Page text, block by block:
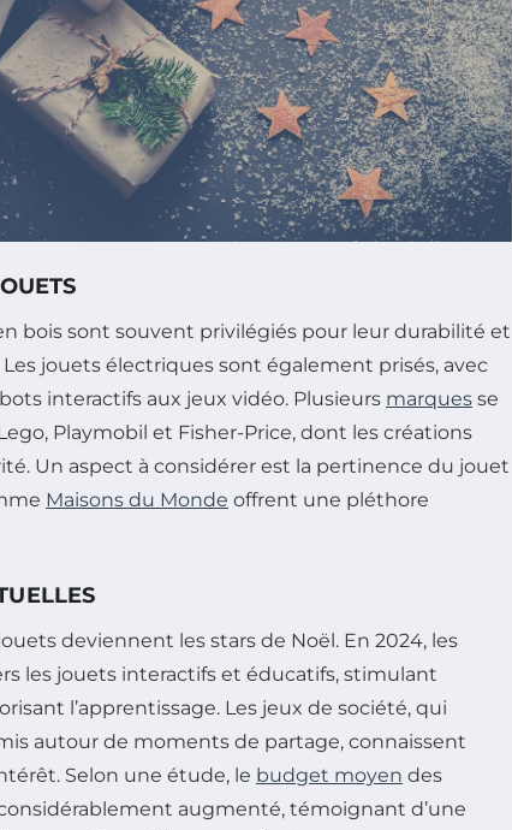
bois sont souvent privilégiés pour leur durabilité et
Les jouets électriques sont également prisés, avec
interactifs aux jeux vidéo. Plusieurs marques se
Playmobil et Fisher-Price, dont les créations
Un aspect à considérer est la pertinence du jouet
Maisons du Monde offrent une pléthore
deviennent les stars de Noël. En 2024, les
les jouets interactifs et éducatifs, stimulant
l’apprentissage. Les jeux de société, qui
autour de moments de partage, connaissent
Selon une étude, le budget moyen des
augmenté, témoignant d’une